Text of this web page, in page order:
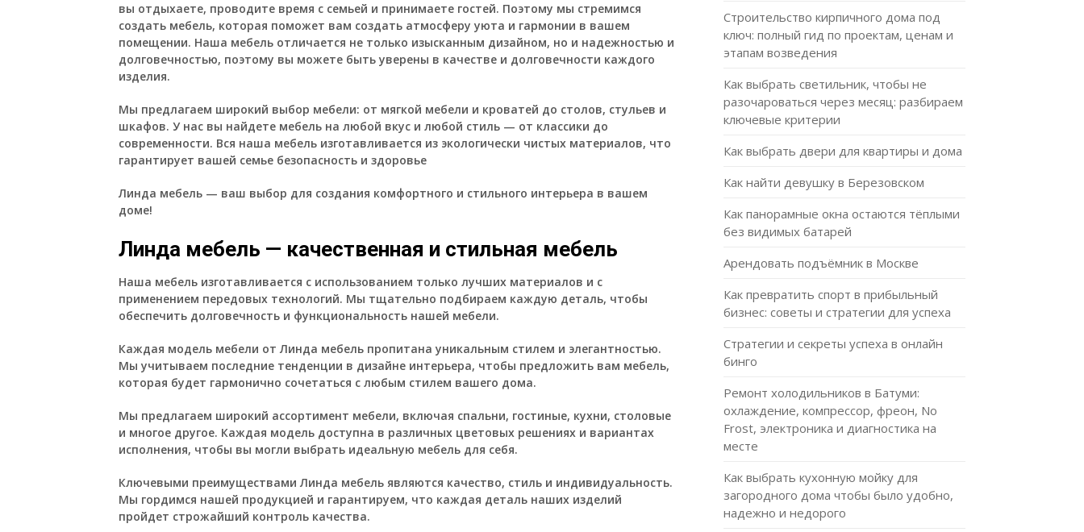
вы отдыхаете, проводите время с семьей и принимаете гостей. Поэтому мы стремимся
создать мебель, которая поможет вам создать атмосферу уюта и гармонии в вашем
помещении. Наша мебель отличается не только изысканным дизайном, но и надежностью и
долговечностью, поэтому вы можете быть уверены в качестве и долговечности каждого
изделия.
Мы предлагаем широкий выбор мебели: от мягкой мебели и кроватей до столов, стульев и
шкафов. У нас вы найдете мебель на любой вкус и любой стиль — от классики до
современности. Вся наша мебель изготавливается из экологически чистых материалов, что
гарантирует вашей семье безопасность и здоровье
Линда мебель — ваш выбор для создания комфортного и стильного интерьера в вашем
доме!
Линда мебель — качественная и стильная мебель
Наша мебель изготавливается с использованием только лучших материалов и с
применением передовых технологий. Мы тщательно подбираем каждую деталь, чтобы
обеспечить долговечность и функциональность нашей мебели.
Каждая модель мебели от Линда мебель пропитана уникальным стилем и элегантностью.
Мы учитываем последние тенденции в дизайне интерьера, чтобы предложить вам мебель,
которая будет гармонично сочетаться с любым стилем вашего дома.
Мы предлагаем широкий ассортимент мебели, включая спальни, гостиные, кухни, столовые
и многое другое. Каждая модель доступна в различных цветовых решениях и вариантах
исполнения, чтобы вы могли выбрать идеальную мебель для себя.
Ключевыми преимуществами Линда мебель являются качество, стиль и индивидуальность.
Мы гордимся нашей продукцией и гарантируем, что каждая деталь наших изделий
пройдет строжайший контроль качества.
Строительство кирпичного дома под
ключ: полный гид по проектам, ценам и
этапам возведения
Как выбрать светильник, чтобы не
разочароваться через месяц: разбираем
ключевые критерии
Как выбрать двери для квартиры и дома
Как найти девушку в Березовском
Как панорамные окна остаются тёплыми
без видимых батарей
Арендовать подъёмник в Москве
Как превратить спорт в прибыльный
бизнес: советы и стратегии для успеха
Стратегии и секреты успеха в онлайн
бинго
Ремонт холодильников в Батуми:
охлаждение, компрессор, фреон, No
Frost, электроника и диагностика на
месте
Как выбрать кухонную мойку для
загородного дома чтобы было удобно,
надежно и недорого